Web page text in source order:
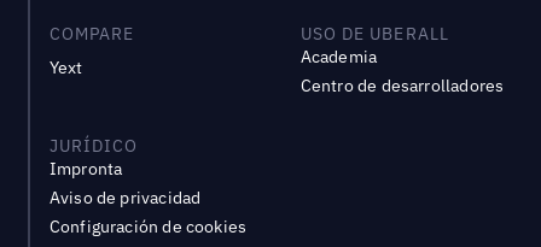
COMPARE
Yext
USO DE UBERALL
Academia
Centro de desarrolladores
JURÍDICO
Impronta
Aviso de privacidad
Configuración de cookies